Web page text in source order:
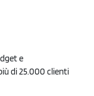
e
di 25.000 clienti